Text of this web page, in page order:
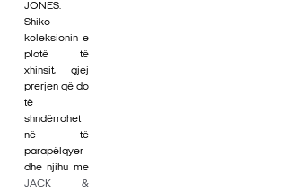
JONES.
Shiko
koleksionin e
plotë të
xhinsit, gjej
prerjen që do
të
shndërrohet
në të
parapëlqyer
dhe njihu me
JACK &